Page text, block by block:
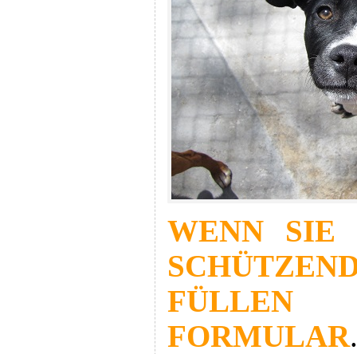
WENN SIE
FÜLLEN
FORMULAR.